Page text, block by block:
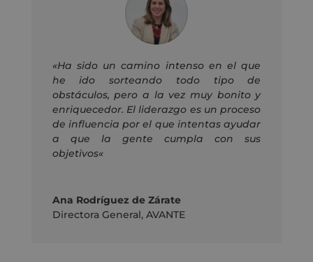
«Ha sido un camino intenso en el que
he ido sorteando todo tipo de
obstáculos, pero a la vez muy bonito y
enriquecedor. El liderazgo es un proceso
de influencia por el que intentas ayudar
a que la gente cumpla con sus
objetivos«
Ana Rodríguez de Zárate
Directora General, AVANTE